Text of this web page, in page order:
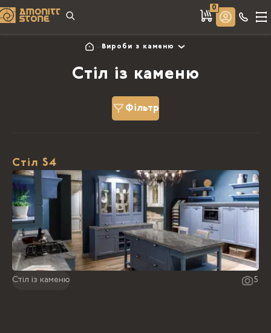
0
Вироби з каменю
Стіл із каменю
Фільтр
Стіл S4
Стіл із каменю 5